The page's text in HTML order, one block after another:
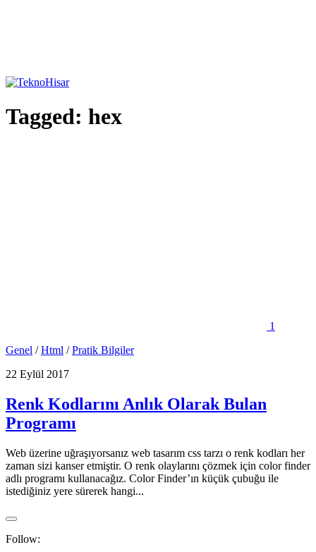
Tagged: hex
1
Genel /Html /Pratik Bilgiler
22 Eylül 2017
Renk Kodlarını Anlık Olarak Bulan
Programı
Web üzerine uğraşıyorsanız web tasarım css tarzı o renk kodları her
zaman sizi kanser etmiştir. O renk olaylarını çözmek için color finder
adlı programı kullanacağız. Color Finder’ın küçük çubuğu ile
istediğiniz yere sürerek hangi...
Follow: